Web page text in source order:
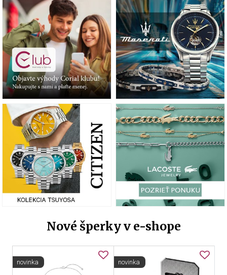
Nové šperky v e-shope
novinka novinka